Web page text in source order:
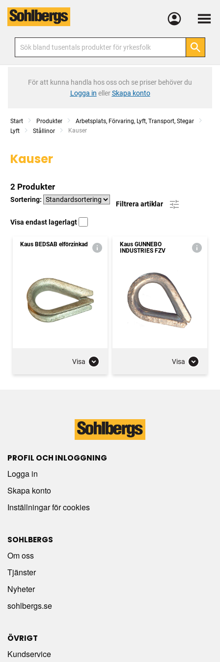
Meny
För att kunna handla hos oss och se priser behöver du
Logga in ellerSkapa konto
Start Produkter
Arbetsplats, Förvaring, Lyft, Transport, Stegar
Lyft
Stållinor Current:
Kauser
Kauser
2 Produkter
Sortering:
Filtrera artiklar
Visa endast lagerlagt
Kaus BEDSAB elförzinkad
Visa
Kaus GUNNEBO
INDUSTRIES FZV
Visa
PROFIL OCH INLOGGNING
Logga in
Skapa konto
Inställningar för cookies
SOHLBERGS
Om oss
Tjänster
Nyheter
sohlbergs.se
ÖVRIGT
Kundservice